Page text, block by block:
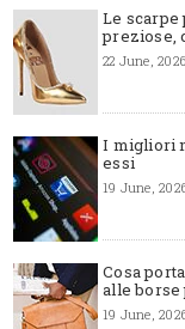
Le scarpe
preziose,
22 June, 2026
I migliori
essi
19 June,
Cosa
alle borse
19 June,